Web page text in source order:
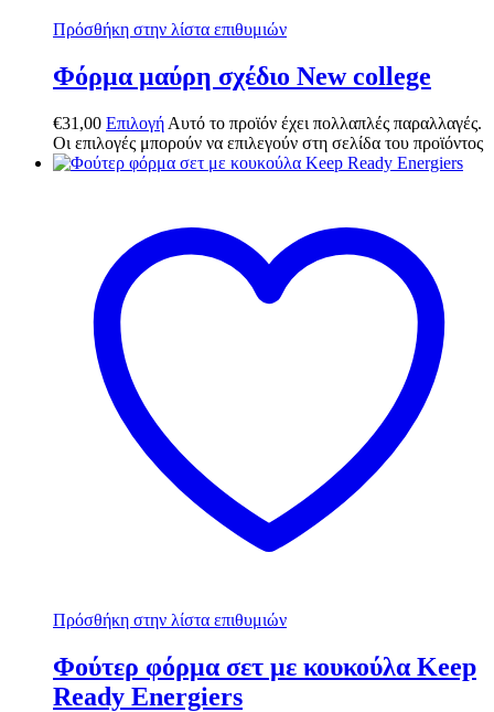
Πρόσθήκη στην λίστα επιθυμιών
Φόρμα μαύρη σχέδιο New college
€31,00 Επιλογή Αυτό το προϊόν έχει πολλαπλές παραλλαγές.
Οι επιλογές μπορούν να επιλεγούν στη σελίδα του προϊόντος
Πρόσθήκη στην λίστα επιθυμιών
Φούτερ φόρμα σετ με κουκούλα Keep
Ready Energiers